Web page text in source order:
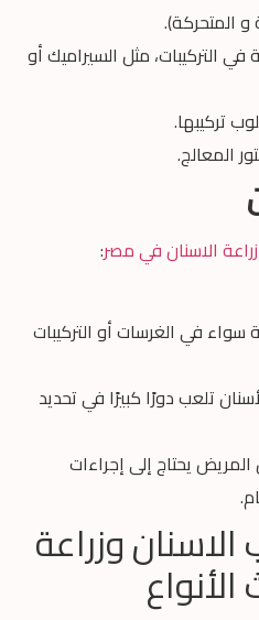
و المتحركة).
التركيبات، مثل السيراميك أو
تركيبها.
المعالج.
الاسنان في مصر:
في الغرسات أو التركيبات
تلعب دورًا كبيرًا في تحديد
يحتاج إلى إجراءات
وزراعة